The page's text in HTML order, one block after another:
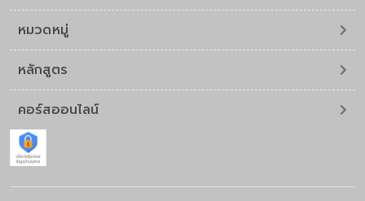
หมวดหมู่
หลักสูตร
คอร์สออนไลน์